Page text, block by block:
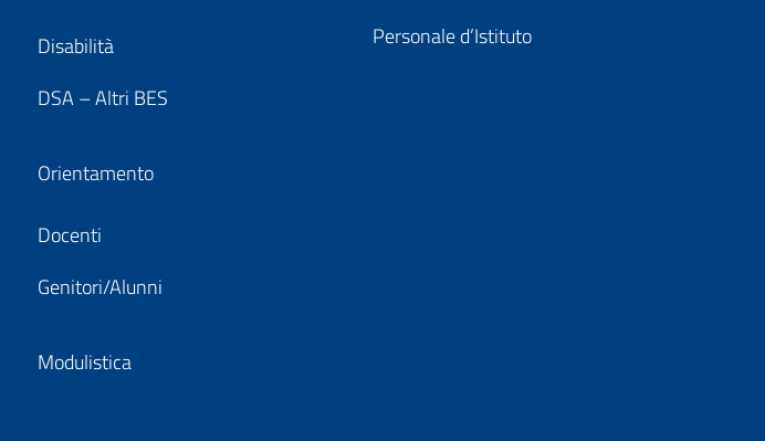
Disabilità
DSA – Altri BES
Orientamento
Docenti
Genitori/Alunni
Modulistica
Personale d’Istituto